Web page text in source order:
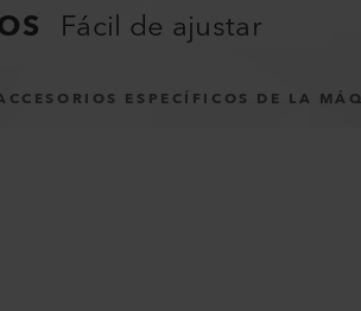
Fácil de ajustar
ESPECÍFICOS DE LA